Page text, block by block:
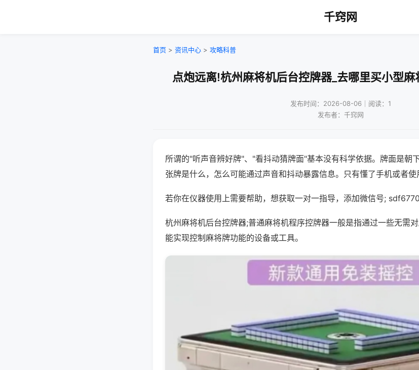
千窍网
首页 > 资讯中心 > 攻略科普
点炮远离!杭州麻将机后台控牌器_去哪里买小型
发布时间：2026-08-06｜阅读：1
发布者：千窍网
所谓的"听声音辨好牌"、"看抖动猜牌面"基本没有科学依据。牌面是朝
张牌是什么，怎么可能通过声音和抖动暴露信息。只有懂了手机或者使
若你在仪器使用上需要帮助，想获取一对一指导，添加微信号; sdf6770
杭州麻将机后台控牌器;普通麻将机程序控牌器一般是指通过一些无需
能实现控制麻将牌功能的设备或工具。